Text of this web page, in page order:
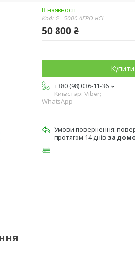
В наявності
Код: G - 5000 АГРО HCL
50 800 ₴
Купити
+380 (98) 036-11-36
Київстар: Viber;
WhatsApp
протягом 14 днів за